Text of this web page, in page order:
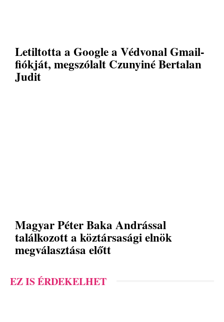
Letiltotta a Google a Védvonal Gmail-
fiókját, megszólalt Czunyiné Bertalan
Judit
Magyar Péter Baka Andrással
találkozott a köztársasági elnök
megválasztása előtt
EZ IS ÉRDEKELHET